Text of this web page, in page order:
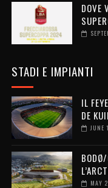
DOVE
STADI E IMPIANTI
IL
DE
JUNE
MAY